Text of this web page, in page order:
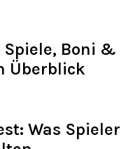
Spiele, Boni &
Überblick
Was Spieler